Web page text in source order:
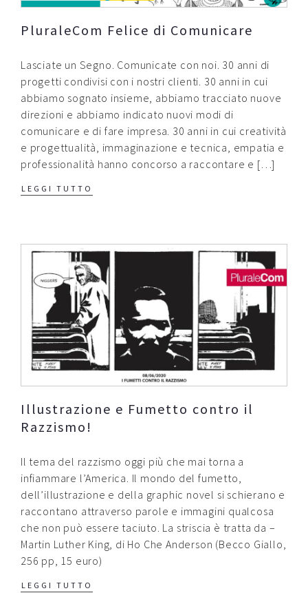
PluraleCom Felice di Comunicare
Lasciate un Segno. Comunicate con noi. 30 anni di
progetti condivisi con i nostri clienti. 30 anni in cui
abbiamo sognato insieme, abbiamo tracciato nuove
direzioni e abbiamo indicato nuovi modi di
comunicare e di fare impresa. 30 anni in cui creatività
e progettualità, immaginazione e tecnica, empatia e
professionalità hanno concorso a raccontare e […]
LEGGI TUTTO
Illustrazione e Fumetto contro il
Razzismo!
Il tema del razzismo oggi più che mai torna a
infiammare l’America. Il mondo del fumetto,
dell’illustrazione e della graphic novel si schierano e
raccontano attraverso parole e immagini qualcosa
che non può essere taciuto. La striscia è tratta da –
Martin Luther King, di Ho Che Anderson (Becco Giallo,
256 pp, 15 euro)
LEGGI TUTTO